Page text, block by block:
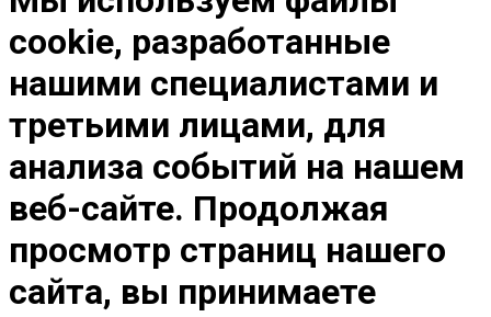
cookie, разработанные
нашими специалистами и
третьими лицами, для
анализа событий на нашем
веб-сайте. Продолжая
просмотр страниц нашего
сайта, вы принимаете